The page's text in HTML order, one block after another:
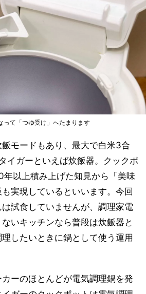
って「つゆ受け」へたまります
モードもあり、最大で白米3合
イガーといえば炊飯器。クックポ
年以上積み上げた知見から「美味
実現しているといいます。今回
試食していませんが、調理家電
いキッチンなら普段は炊飯器と
したいときに鍋として使う運用
ーのほとんどが電気調理鍋を発